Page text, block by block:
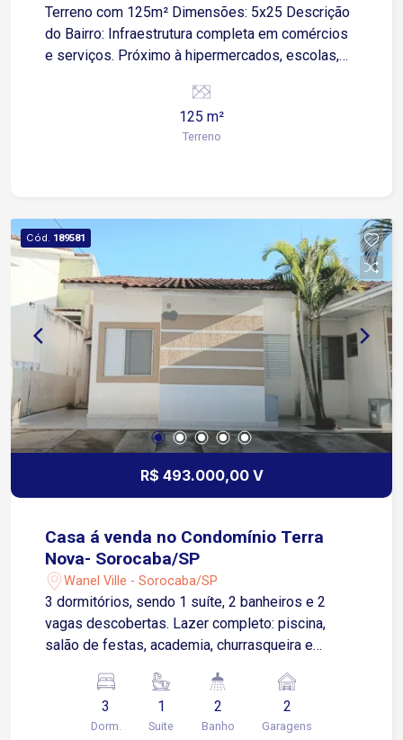
Terreno com 125m² Dimensões: 5x25 Descrição
do Bairro: Infraestrutura completa em comércios
e serviços. Próximo à hipermercados, escolas,
125 m²
Terreno
Cód. 189581
R$ 493.000,00 V
Casa á venda no Condomínio Terra
Nova- Sorocaba/SP
Wanel Ville - Sorocaba/SP
3 dormitórios, sendo 1 suíte, 2 banheiros e 2
vagas descobertas. Lazer completo: piscina,
salão de festas, academia, churrasqueira e
excelente localização, conta com comércios
locais, postos de gasolina, farmácia e acesso à
Rodovia Raposo Tavares.
3
Dorm.
1
Suite
2
Banho
2
Garagens